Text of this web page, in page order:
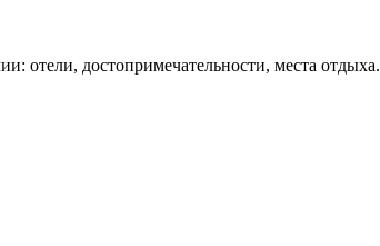
отели, достопримечательности, места отдыха.